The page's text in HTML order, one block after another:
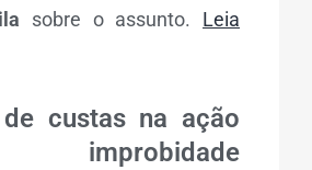
sobre o assunto.
Leia
custas na ação